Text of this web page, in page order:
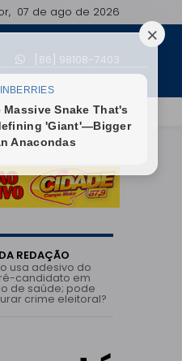
de Nazaré conquista 1º lugar na
07 de ago de 2026
[86] 98108-7403
REDAÇÃO
usa adesivo do
candidato em
de saúde; pode
crime eleitoral?